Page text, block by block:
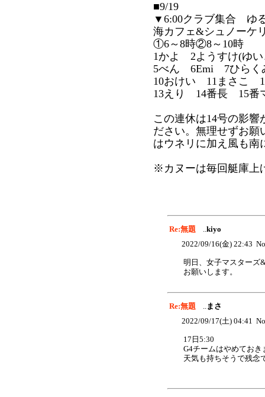
■9/19
▼6:00クラブ集合 ゆ
海カフェ&シュノーケ
①6～8時②8～10時
1かよ 2ようすけ(ゆ
5べん 6Emi 7ひら
10おけい 11まさこ
13えり 14番長 15番
この連休は14号の影
ださい。無理せずお願
はウネリに加え風も南
※カヌーは毎回艇庫上
Re:無題 ..kiyo
2022/09/16(金) 22:43
明日、女子マスターズ
お願いします。
Re:無題 ..まさ
2022/09/17(土) 04:41
17日5:30
G4チームはやめておき
天気も持ちそうで残念